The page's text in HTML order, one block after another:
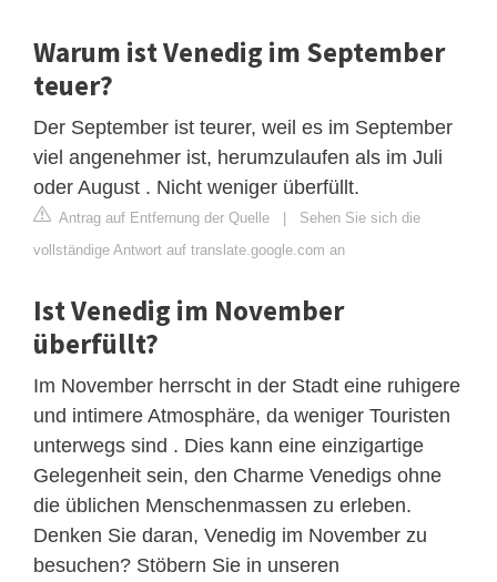
Warum ist Venedig im September
teuer?
Der September ist teurer, weil es im September
viel angenehmer ist, herumzulaufen als im Juli
oder August . Nicht weniger überfüllt.
Antrag auf Entfernung der Quelle | Sehen Sie sich die
vollständige Antwort auf translate.google.com an
Ist Venedig im November
überfüllt?
Im November herrscht in der Stadt eine ruhigere
und intimere Atmosphäre, da weniger Touristen
unterwegs sind . Dies kann eine einzigartige
Gelegenheit sein, den Charme Venedigs ohne
die üblichen Menschenmassen zu erleben.
Denken Sie daran, Venedig im November zu
besuchen? Stöbern Sie in unseren